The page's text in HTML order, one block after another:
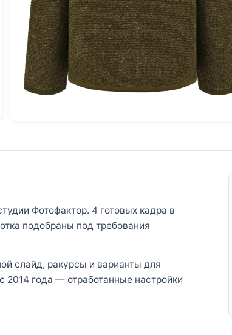
Фотофактор. 4 готовых кадра в
подобраны под требования
слайд, ракурсы и варианты для
2014 года — отработанные настройки